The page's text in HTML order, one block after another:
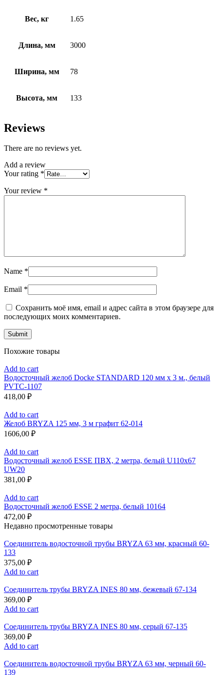
Вес, кг 1.65
Длина, мм 3000
Ширина, мм 78
Высота, мм 133
Reviews
There are no reviews yet.
Add a review
Your rating *
Your review *
Name *
Email *
Сохранить моё имя, email и адрес сайта в этом браузере для
последующих моих комментариев.
Похожие товары
Add to cart
Водосточный желоб Docke STANDARD 120 мм х 3 м., белый
PVTC-1107
418,00 ₽
Add to cart
Желоб BRYZA 125 мм, 3 м графит 62-014
1606,00 ₽
Add to cart
Водосточный желоб ESSE ПВХ, 2 метра, белый U110x67
UW20
381,00 ₽
Add to cart
Водосточный желоб ESSE 2 метра, белый 10164
472,00 ₽
Недавно просмотренные товары
Соединитель водосточной трубы BRYZA 63 мм, краcный 60-
133
375,00 ₽
Add to cart
Соединитель трубы BRYZA INES 80 мм, бежевый 67-134
369,00 ₽
Add to cart
Соединитель трубы BRYZA INES 80 мм, серый 67-135
369,00 ₽
Add to cart
Соединитель водосточной трубы BRYZA 63 мм, черный 60-
139